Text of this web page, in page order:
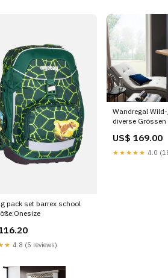
pack set barrex school
4.8 (5 reviews)
Wandregal
diverse
US$ 169.00
★★★★★ 4.0